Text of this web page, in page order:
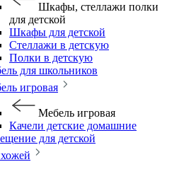
Шкафы, стеллажи полки
для детской
Шкафы для детской
Стеллажи в детскую
Полки в детскую
для школьников
игровая
Мебель игровая
Качели детские домашние
для детской